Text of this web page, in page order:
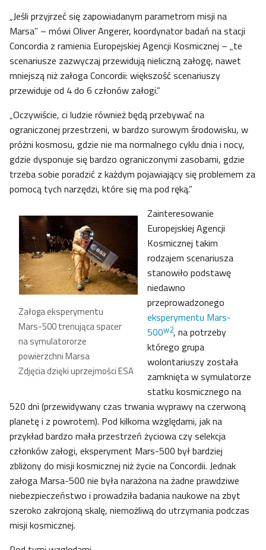
„Jeśli przyjrzeć się zapowiadanym parametrom misji na
Marsa” – mówi Oliver Angerer, koordynator badań na stacji
Concordia z ramienia Europejskiej Agencji Kosmicznej – „te
scenariusze zazwyczaj przewidują nieliczną załogę, nawet
mniejszą niż załoga Concordii: większość scenariuszy
przewiduje od 4 do 6 członów załogi.”
„Oczywiście, ci ludzie również będą przebywać na
ograniczonej przestrzeni, w bardzo surowym środowisku, w
próżni kosmosu, gdzie nie ma normalnego cyklu dnia i nocy,
gdzie dysponuje się bardzo ograniczonymi zasobami, gdzie
trzeba sobie poradzić z każdym pojawiający się problemem za
pomocą tych narzędzi, które się ma pod ręką.”
Załoga eksperymentu
Mars-500 trenująca spacer
na symulatororze
powierzchni Marsa
Zdjęcia dzięki uprzejmości ESA
Zainteresowanie
Europejskiej Agencji
Kosmicznej takim
rodzajem scenariusza
stanowiło podstawę
niedawno
przeprowadzonego
eksperymentu Mars-
500w2, na potrzeby
którego grupa
wolontariuszy została
zamknięta w symulatorze
statku kosmicznego na
520 dni (przewidywany czas trwania wyprawy na czerwoną
planetę i z powrotem). Pod kilkoma względami, jak na
przykład bardzo mała przestrzeń życiowa czy selekcja
członków załogi, eksperyment Mars-500 był bardziej
zbliżony do misji kosmicznej niż życie na Concordii. Jednak
załoga Marsa-500 nie była narażona na żadne prawdziwe
niebezpieczeństwo i prowadziła badania naukowe na zbyt
szeroko zakrojoną skalę, niemożliwą do utrzymania podczas
misji kosmicznej.